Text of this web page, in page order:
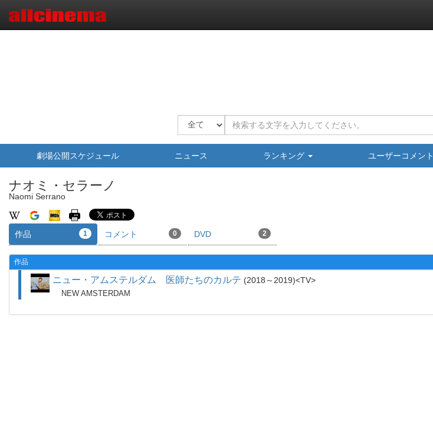
劇場公開スケジュール ニュース ランキング ユーザーコメント
ナオミ・セラーノ
Naomi Serrano
作品 1 コメント 0 DVD 2
作品
ニュー・アムステルダム 医師たちのカルテ 2018～2019 TV
NEW AMSTERDAM